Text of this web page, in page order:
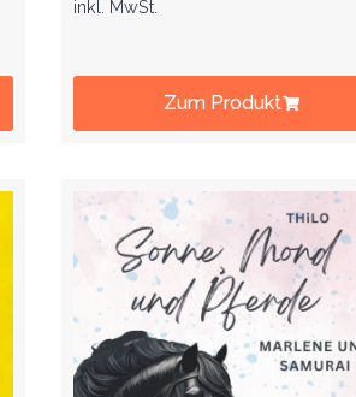
inkl. MwSt.
Zum Produkt